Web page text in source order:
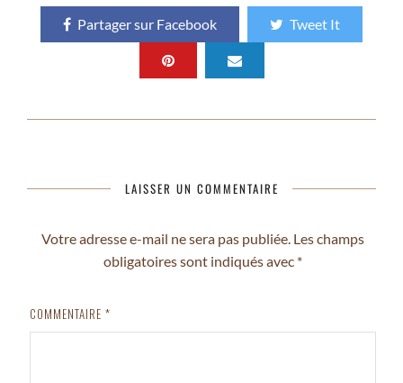
Partager sur Facebook Tweet It
LAISSER UN COMMENTAIRE
Votre adresse e-mail ne sera pas publiée. Les champs
obligatoires sont indiqués avec *
COMMENTAIRE *